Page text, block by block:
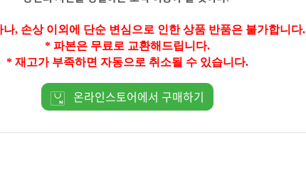
, 손상 이외에 단순 변심으로 인한 상품 반품은 불가합니다.
* 파본은 무료로 교환해드립니다.
* 재고가 부족하면 자동으로 취소될 수 있습니다.
온라인스토어에서 구매하기